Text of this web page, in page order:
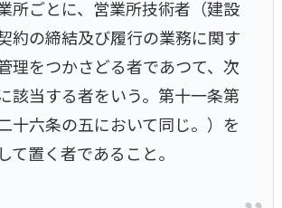
ごとに、営業所技術者（建設
約の締結及び履行の業務に関す
理をつかさどる者であつて、次
該当する者をいう。第十一条第
十六条の五において同じ。）を
て置く者であること。